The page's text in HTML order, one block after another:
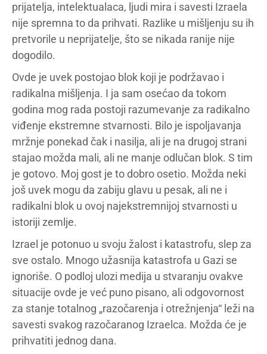
prijatelja, intelektualaca, ljudi mira i savesti Izraela
nije spremna to da prihvati. Razlike u mišljenju su ih
pretvorile u neprijatelje, što se nikada ranije nije
dogodilo.
Ovde je uvek postojao blok koji je podržavao i
radikalna mišljenja. I ja sam osećao da tokom
godina mog rada postoji razumevanje za radikalno
viđenje ekstremne stvarnosti. Bilo je ispoljavanja
mržnje ponekad čak i nasilja, ali je na drugoj strani
stajao možda mali, ali ne manje odlučan blok. S tim
je gotovo. Moj gost je to dobro osetio. Možda neki
još uvek mogu da zabiju glavu u pesak, ali ne i
radikalni blok u ovoj najekstremnijoj stvarnosti u
istoriji zemlje.
Izrael je potonuo u svoju žalost i katastrofu, slep za
sve ostalo. Mnogo užasnija katastrofa u Gazi se
ignoriše. O podloj ulozi medija u stvaranju ovakve
situacije ovde je već puno pisano, ali odgovornost
za stanje totalnog „razočarenja i otrežnjenja“ leži na
savesti svakog razočaranog Izraelca. Možda će je
prihvatiti jednog dana.